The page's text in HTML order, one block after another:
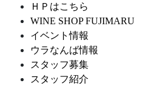
ＨＰはこちら
WINE SHOP FUJIMARU
イベント情報
ウラなんば情報
スタッフ募集
スタッフ紹介